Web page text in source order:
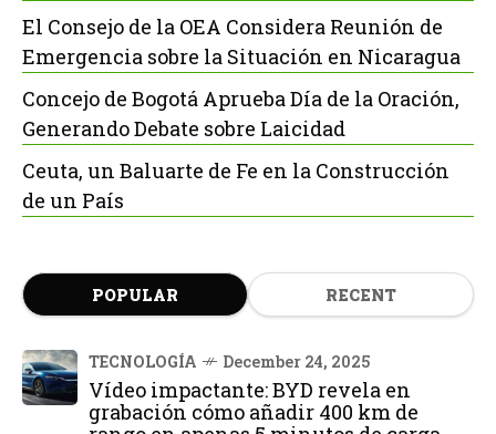
El Consejo de la OEA Considera Reunión de
Emergencia sobre la Situación en Nicaragua
Concejo de Bogotá Aprueba Día de la Oración,
Generando Debate sobre Laicidad
Ceuta, un Baluarte de Fe en la Construcción
de un País
POPULAR RECENT
TECNOLOGÍA December 24, 2025
Vídeo impactante: BYD revela en
grabación cómo añadir 400 km de